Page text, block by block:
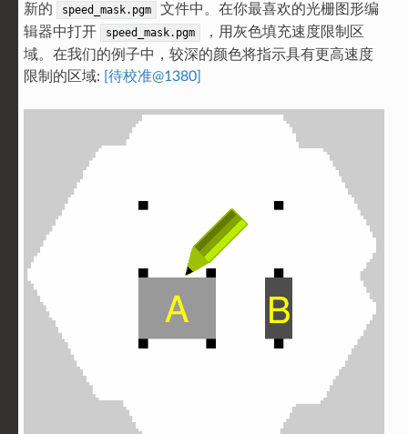
新的
speed_mask.pgm
文件中。在你最喜欢的光栅图形编
辑器中打开
speed_mask.pgm
，用灰色填充速度限制区
域。在我们的例子中，较深的颜色将指示具有更高速度
限制的区域:
[待校准@1380]